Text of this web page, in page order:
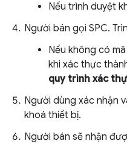
Nếu trình duyệt
Người bán gọi SPC.
Nếu không có
khi xác thực
quy trình xác
Người dùng xác nhận
khoá thiết bị.
Người bán sẽ nhận